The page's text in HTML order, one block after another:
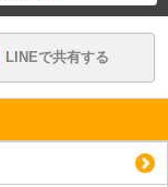
LINEで共有する